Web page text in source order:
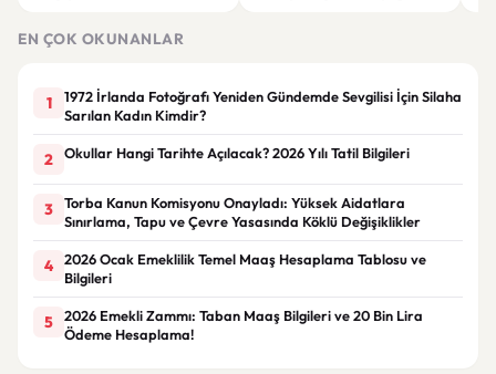
EN ÇOK OKUNANLAR
1
1972 İrlanda Fotoğrafı Yeniden Gündemde Sevgilisi İçin Silaha
Sarılan Kadın Kimdir?
2 Okullar Hangi Tarihte Açılacak? 2026 Yılı Tatil Bilgileri
3
Torba Kanun Komisyonu Onayladı: Yüksek Aidatlara
Sınırlama, Tapu ve Çevre Yasasında Köklü Değişiklikler
4
2026 Ocak Emeklilik Temel Maaş Hesaplama Tablosu ve
Bilgileri
5
2026 Emekli Zammı: Taban Maaş Bilgileri ve 20 Bin Lira
Ödeme Hesaplama!